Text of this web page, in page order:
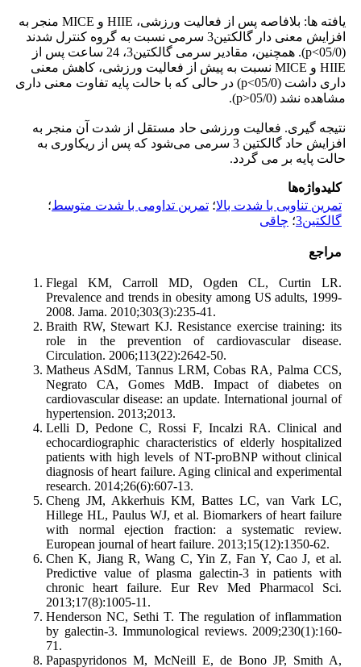
یافته ها: بلافاصه پس از فعالیت ورزشی، HIIE و MICE منجر به
افزایش معنی دار گالکتین3 سرمی نسبت به گروه کنترل شدند
(05/0>p). همچنین، مقادیر سرمی گالکتین3، 24 ساعت پس از
HIIE و MICE نسبت به پیش از فعالیت ورزشی، کاهش معنی
داری داشت (05/0>p) در حالی که با حالت پایه تفاوت معنی داری
مشاهده نشد (05/0˃p).
نتیجه گیری. فعالیت ورزشی حاد مستقل از شدت آن منجر به
افزایش حاد گالکتین 3 سرمی می‌شود که پس از ریکاوری به
حالت پایه بر می گردد.
کلیدواژه‌ها
تمرین تناوبی با شدت بالا؛ تمرین تداومی با شدت متوسط؛
گالکتین3 ؛ چاقی
مراجع
Flegal KM, Carroll MD, Ogden CL, Curtin LR.
Prevalence and trends in obesity among US adults, 1999-
2008. Jama. 2010;303(3):235-41.
Braith RW, Stewart KJ. Resistance exercise training: its
role in the prevention of cardiovascular disease.
Circulation. 2006;113(22):2642-50.
Matheus ASdM, Tannus LRM, Cobas RA, Palma CCS,
Negrato CA, Gomes MdB. Impact of diabetes on
cardiovascular disease: an update. International journal of
hypertension. 2013;2013.
Lelli D, Pedone C, Rossi F, Incalzi RA. Clinical and
echocardiographic characteristics of elderly hospitalized
patients with high levels of NT-proBNP without clinical
diagnosis of heart failure. Aging clinical and experimental
research. 2014;26(6):607-13.
Cheng JM, Akkerhuis KM, Battes LC, van Vark LC,
Hillege HL, Paulus WJ, et al. Biomarkers of heart failure
with normal ejection fraction: a systematic review.
European journal of heart failure. 2013;15(12):1350-62.
Chen K, Jiang R, Wang C, Yin Z, Fan Y, Cao J, et al.
Predictive value of plasma galectin-3 in patients with
chronic heart failure. Eur Rev Med Pharmacol Sci.
2013;17(8):1005-11.
Henderson NC, Sethi T. The regulation of inflammation
by galectin‐3. Immunological reviews. 2009;230(1):160-
71.
Papaspyridonos M, McNeill E, de Bono JP, Smith A,